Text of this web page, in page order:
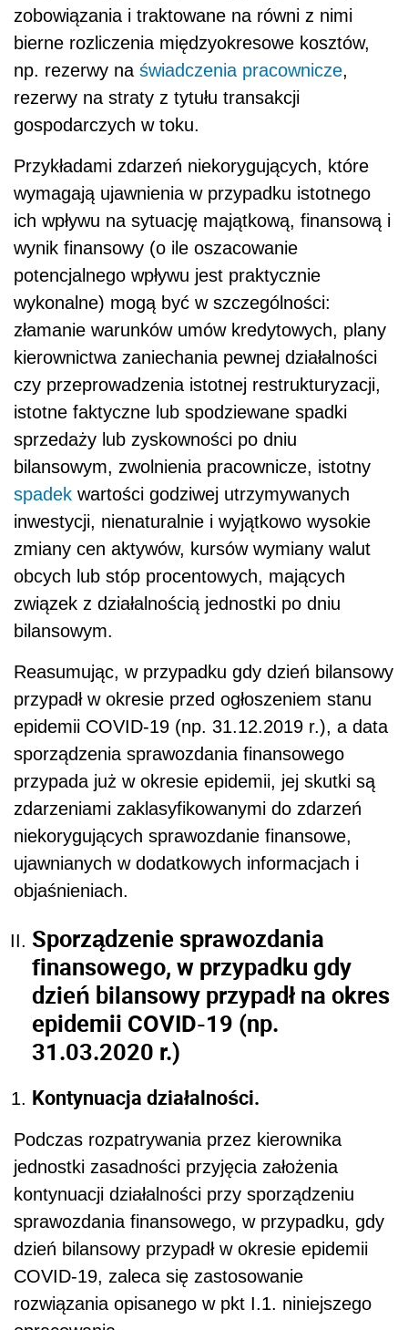
zobowiązania i traktowane na równi z nimi
bierne rozliczenia międzyokresowe kosztów,
np. rezerwy na świadczenia pracownicze,
rezerwy na straty z tytułu transakcji
gospodarczych w toku.
Przykładami zdarzeń niekorygujących, które
wymagają ujawnienia w przypadku istotnego
ich wpływu na sytuację majątkową, finansową i
wynik finansowy (o ile oszacowanie
potencjalnego wpływu jest praktycznie
wykonalne) mogą być w szczególności:
złamanie warunków umów kredytowych, plany
kierownictwa zaniechania pewnej działalności
czy przeprowadzenia istotnej restrukturyzacji,
istotne faktyczne lub spodziewane spadki
sprzedaży lub zyskowności po dniu
bilansowym, zwolnienia pracownicze, istotny
spadek wartości godziwej utrzymywanych
inwestycji, nienaturalnie i wyjątkowo wysokie
zmiany cen aktywów, kursów wymiany walut
obcych lub stóp procentowych, mających
związek z działalnością jednostki po dniu
bilansowym.
Reasumując, w przypadku gdy dzień bilansowy
przypadł w okresie przed ogłoszeniem stanu
epidemii COVID-19 (np. 31.12.2019 r.), a data
sporządzenia sprawozdania finansowego
przypada już w okresie epidemii, jej skutki są
zdarzeniami zaklasyfikowanymi do zdarzeń
niekorygujących sprawozdanie finansowe,
ujawnianych w dodatkowych informacjach i
objaśnieniach.
Sporządzenie sprawozdania
finansowego, w przypadku gdy
dzień bilansowy przypadł na okres
epidemii COVID-19 (np.
31.03.2020 r.)
Kontynuacja działalności.
Podczas rozpatrywania przez kierownika
jednostki zasadności przyjęcia założenia
kontynuacji działalności przy sporządzeniu
sprawozdania finansowego, w przypadku, gdy
dzień bilansowy przypadł w okresie epidemii
COVID-19, zaleca się zastosowanie
rozwiązania opisanego w pkt I.1. niniejszego